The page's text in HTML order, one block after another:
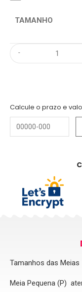
TAMANHO
-
Calcule o prazo e
Tamanhos das Meias
Meia Pequena (P)